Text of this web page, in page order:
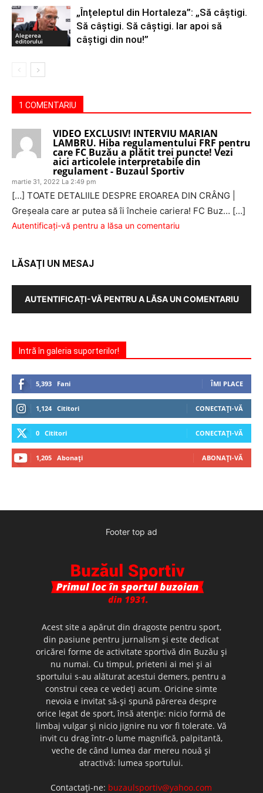
Alegerea
editorului
„Înțeleptul din Hortaleza”: „Să câștigi.
Să câștigi. Să câștigi. Iar apoi să
câștigi din nou!”
1 COMENTARIU
VIDEO EXCLUSIV! INTERVIU MARIAN
LAMBRU. Hiba regulamentului FRF pentru
care FC Buzău a plătit trei puncte! Vezi
aici articolele interpretabile din
regulament - Buzaul Sportiv
martie 31, 2022 La 2:49 pm
[…] TOATE DETALIILE DESPRE EROAREA DIN CRÂNG |
Greşeala care ar putea să îi încheie cariera! FC Buz… […]
Autentificați-vă pentru a lăsa un comentariu
LĂSAȚI UN MESAJ
AUTENTIFICAȚI-VĂ PENTRU A LĂSA UN COMENTARIU
Intră în galeria suporterilor!
5,393 Fani ÎMI PLACE
1,124 Cititori CONECTAȚI-VĂ
0 Cititori CONECTAȚI-VĂ
1,205 Abonați ABONAȚI-VĂ
Footer top ad
Acest site a apărut din dragoste pentru sport,
din pasiune pentru jurnalism şi este dedicat
oricărei forme de activitate sportivă din Buzău şi
nu numai. Cu timpul, prieteni ai mei şi ai
sportului s-au alăturat acestui demers, pentru a
construi ceea ce vedeţi acum. Oricine simte
nevoia e invitat să-şi spună părerea despre
orice legat de sport, însă atenţie: nicio formă de
limbaj vulgar şi nicio jignire nu vor fi tolerate. Vă
invit cu drag într-o lume magnifică, palpitantă,
veche de când lumea dar mereu nouă şi
atractivă: lumea sportului.
Contactați-ne: buzaulsportiv@yahoo.com